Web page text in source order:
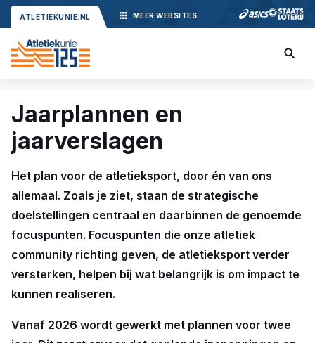
ATLETIEKUNIE.NL MEER WEBSITES
Jaarplannen en
jaarverslagen
Het plan voor de atletieksport, door én van ons
allemaal. Zoals je ziet, staan de strategische
doelstellingen centraal en daarbinnen de genoemde
focuspunten. Focuspunten die onze atletiek
community richting geven, de atletieksport verder
versterken, helpen bij wat belangrijk is om impact te
kunnen realiseren.
Vanaf 2026 wordt gewerkt met plannen voor twee